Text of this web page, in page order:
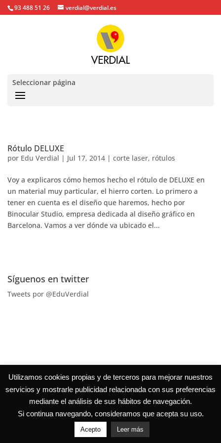
93 488 51 26 verdial@verdial.es
Seleccionar página
Rótulo DELUXE
por Edu Verdial | Jul 17, 2014 | corte laser, rótulos
Voy a explicaros cómo hemos hecho el rótulo de DELUXE en
un material muy particular, el hierro corten. Lo primero a
tener en cuenta es el diseño que haremos, hecho por
Binocular Studio, empresa dedicada al diseño gráfico en
Barcelona. Vamos a ver dónde va ubicado el...
Síguenos en twitter
Tweets por @EduVerdial
Utilizamos cookies propias y de terceros para mejorar nuestros
servicios y mostrarle publicidad relacionada con sus preferencias
mediante el análisis de sus hábitos de navegación.
Si continua navegando, consideramos que acepta su uso.
Acepto Leer más